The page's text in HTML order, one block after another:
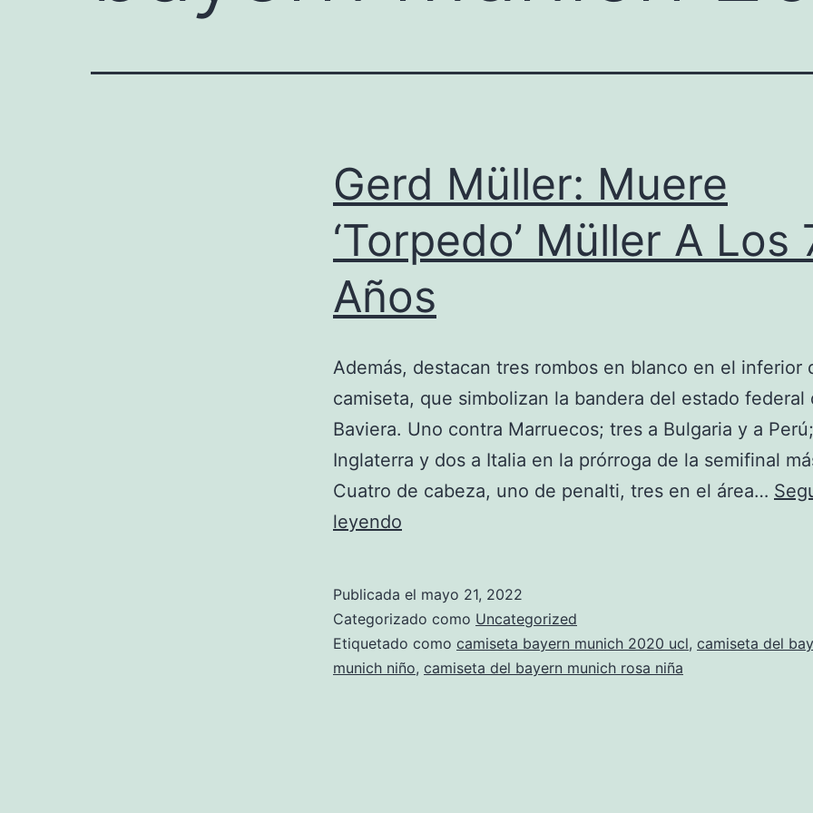
Gerd Müller: Muere
‘Torpedo’ Müller A Los
Años
Además, destacan tres rombos en blanco en el inferior
camiseta, que simbolizan la bandera del estado federal
Baviera. Uno contra Marruecos; tres a Bulgaria y a
Inglaterra y dos a Italia en la prórroga de la semifinal
Cuatro de cabeza, uno de penalti, tres en el área…
leyendo
‘Torpedo’
Müller
A
Publicada el mayo 21, 2022
Categorizado como Uncategorized
Etiquetado como camiseta bayern munich 2020 ucl, camiseta del
munich niño, camiseta del bayern munich rosa niña